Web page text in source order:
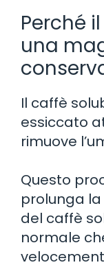
Perché
una
Il caffè
essiccato
rimuove
Questo
prolunga
del caffè
normale